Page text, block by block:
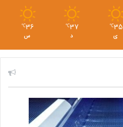
35
℃
ی
37
℃
د
36
℃
س